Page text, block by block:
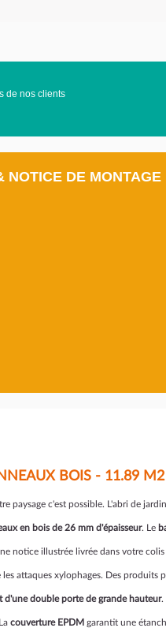
de nos clients
NOTICE DE MONTAGE
BOIS - 11.89
paysage c'est possible. L'abri de
en bois de 26 mm d'épaisseur. Le
notice illustrée livrée dans votre
attaques xylophages. Des produits
d'une double porte de grande hauteur.
couverture EPDM garantit une